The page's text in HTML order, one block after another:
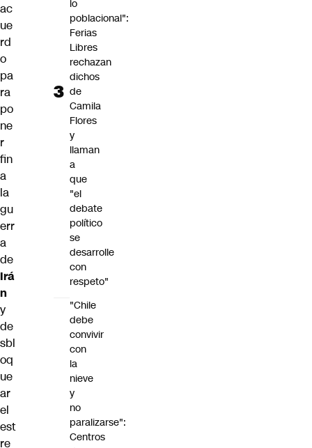
ac
ue
rd
o
pa
ra
po
ne
r
fin
a
la
gu
err
a
de
Irá
n
y
de
sbl
oq
ue
ar
el
est
re
lo
poblacional":
Ferias
Libres
rechazan
dichos
de
Camila
Flores
y
llaman
a
que
"el
debate
político
se
desarrolle
con
respeto"
"Chile
debe
convivir
con
la
nieve
y
no
paralizarse":
Centros